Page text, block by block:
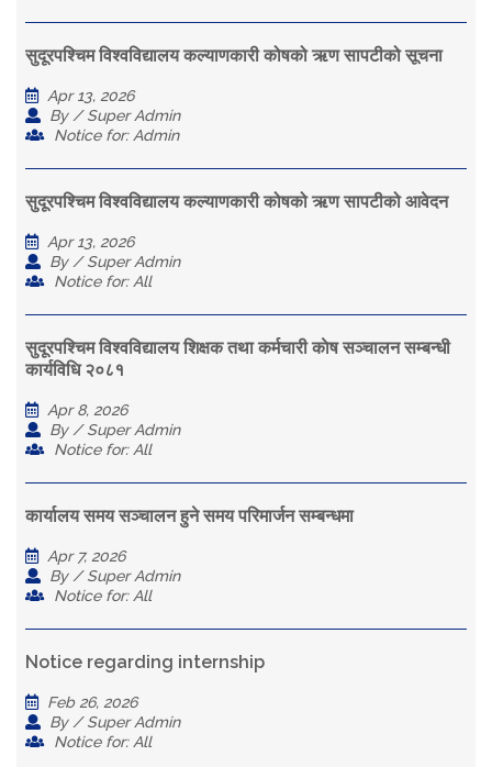
सुदूरपश्चिम विश्वविद्यालय कल्याणकारी कोषको ऋण सापटीको सूचना
Apr 13, 2026
By / Super Admin
Notice for: Admin
सुदूरपश्चिम विश्वविद्यालय कल्याणकारी कोषको ऋण सापटीको आवेदन
Apr 13, 2026
By / Super Admin
Notice for: All
सुदूरपश्चिम विश्वविद्यालय शिक्षक तथा कर्मचारी काेष सञ्चालन सम्बन्धी
कार्यविधि २०८१
Apr 8, 2026
By / Super Admin
Notice for: All
कार्यालय समय सञ्चालन हुने समय परिमार्जन सम्बन्धमा
Apr 7, 2026
By / Super Admin
Notice for: All
Notice regarding internship
Feb 26, 2026
By / Super Admin
Notice for: All